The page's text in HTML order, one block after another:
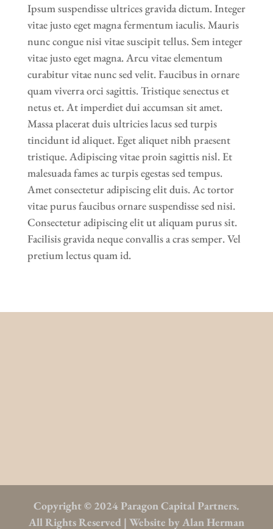
Ipsum suspendisse ultrices gravida dictum. Integer
vitae justo eget magna fermentum iaculis. Mauris
nunc congue nisi vitae suscipit tellus. Sem integer
vitae justo eget magna. Arcu vitae elementum
curabitur vitae nunc sed velit. Faucibus in ornare
quam viverra orci sagittis. Tristique senectus et
netus et. At imperdiet dui accumsan sit amet.
Massa placerat duis ultricies lacus sed turpis
tincidunt id aliquet. Eget aliquet nibh praesent
tristique. Adipiscing vitae proin sagittis nisl. Et
malesuada fames ac turpis egestas sed tempus.
Amet consectetur adipiscing elit duis. Ac tortor
vitae purus faucibus ornare suspendisse sed nisi.
Consectetur adipiscing elit ut aliquam purus sit.
Facilisis gravida neque convallis a cras semper. Vel
pretium lectus quam id.
Copyright © 2024 Paragon Capital Partners.
All Rights Reserved | Website byAlan Herman